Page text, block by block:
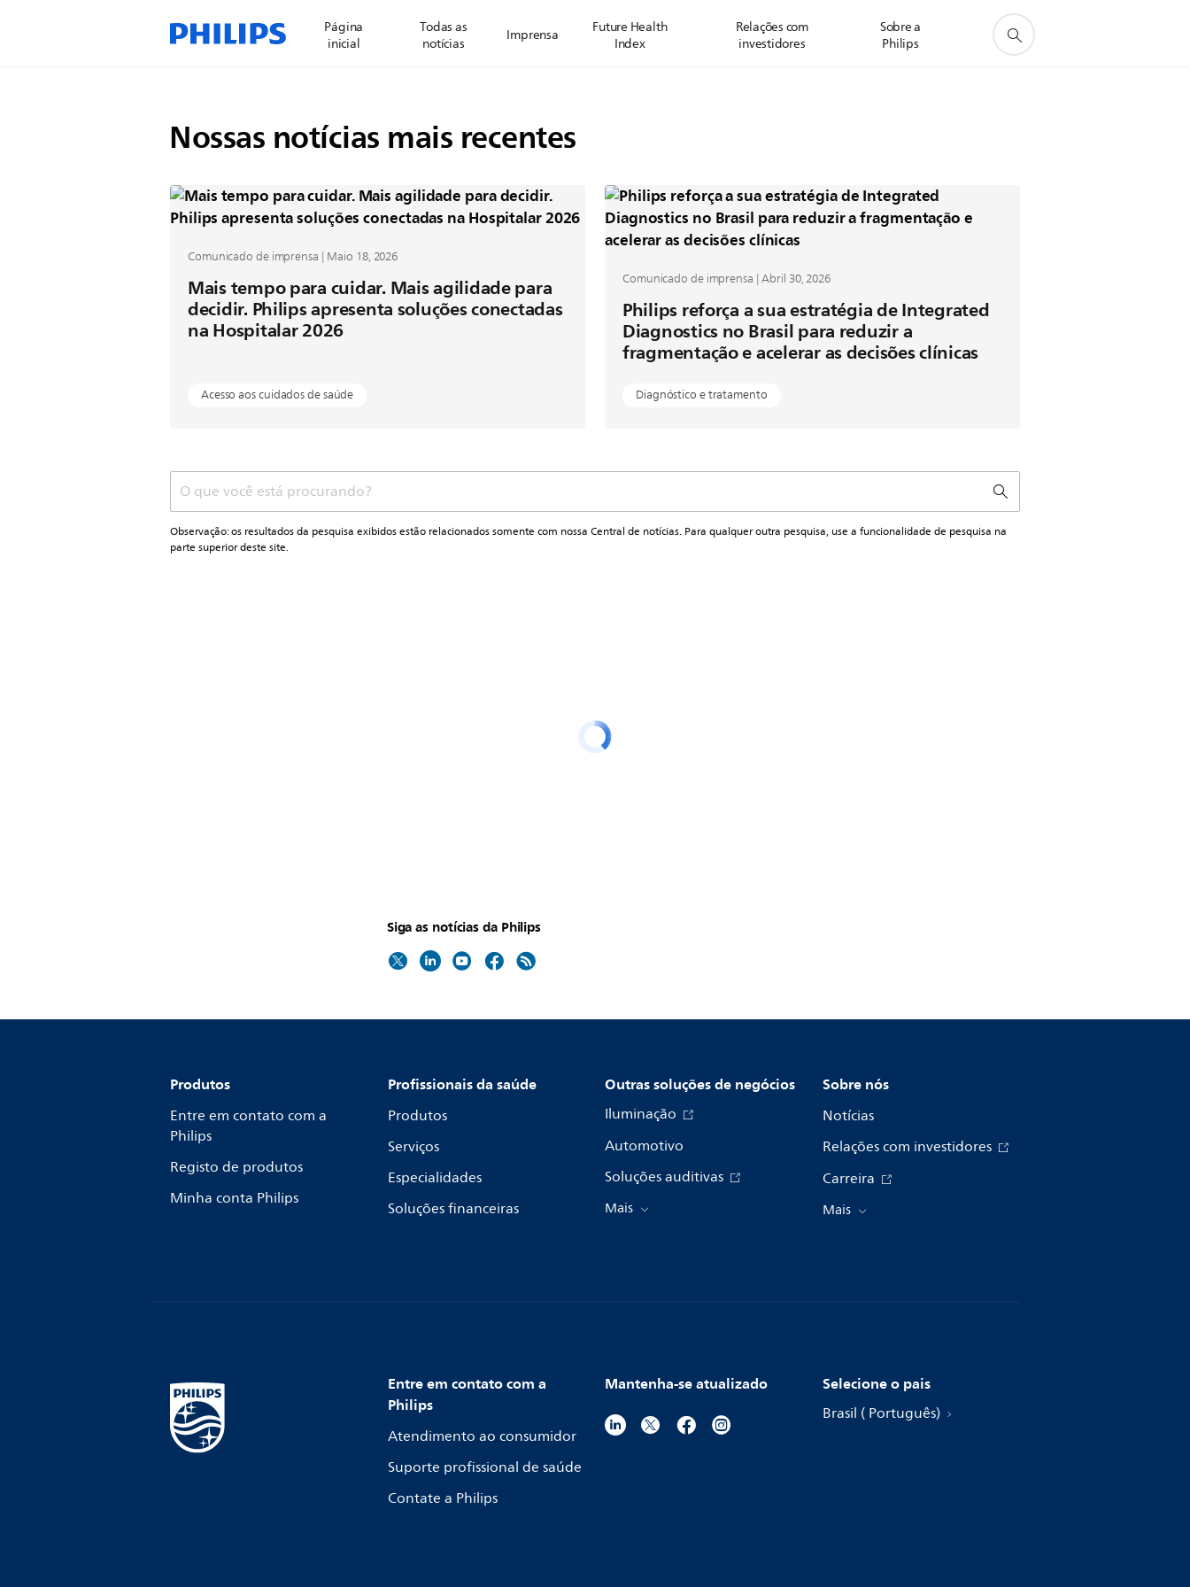
Página
inicial
Todas as
notícias
Imprensa
Future Health
Index
Relações com
investidores
Sobre a
Philips
Nossas notícias mais recentes
Comunicado de imprensa | Maio 18, 2026
Mais tempo para cuidar. Mais agilidade para
decidir. Philips apresenta soluções conectadas
na Hospitalar 2026
Acesso aos cuidados de saúde
Comunicado de imprensa | Abril 30, 2026
Philips reforça a sua estratégia de Integrated
Diagnostics no Brasil para reduzir a
fragmentação e acelerar as decisões clínicas
Diagnóstico e tratamento
ícone
de
pesquisa
de
suporte
Observação: os resultados da pesquisa exibidos estão relacionados somente com nossa Central de notícias. Para qualquer outra pesquisa, use a funcionalidade de pesquisa na
parte superior deste site.
Siga as notícias da Philips
Produtos
Entre em contato com a
Philips
Registo de produtos
Minha conta Philips
Profissionais da saúde
Produtos
Serviços
Especialidades
Soluções financeiras
Outras soluções de negócios
Iluminação
Automotivo
Soluções auditivas
Mais
Sobre nós
Notícias
Relações com investidores
Carreira
Mais
Entre em contato com a
Philips
Atendimento ao consumidor
Suporte profissional de saúde
Contate a Philips
Mantenha-se atualizado Selecione o pais
Brasil ( Português)